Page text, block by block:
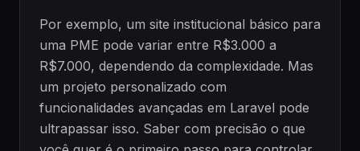
Por exemplo, um site institucional básico para
uma PME pode variar entre R$3.000 a
R$7.000, dependendo da complexidade. Mas
um projeto personalizado com
funcionalidades avançadas em Laravel pode
ultrapassar isso. Saber com precisão o que